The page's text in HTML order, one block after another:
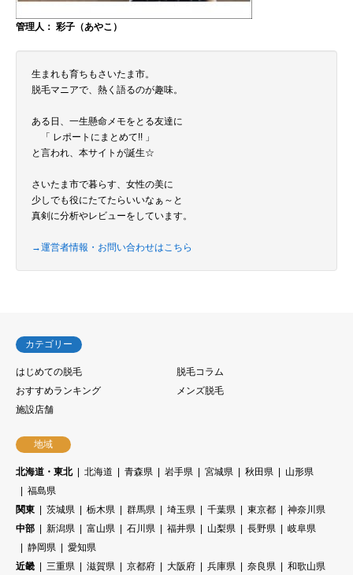
管理人： 彩子（あやこ）
生まれも育ちもさいたま市。
脱毛マニアで、熱く語るのが趣味。
ある日、一生懸命メモをとる友達に
「 レポートにまとめて!! 」
と言われ、本サイトが誕生☆
さいたま市で暮らす、女性の美に
少しでも役にたてたらいいなぁ～と
真剣に分析やレビューをしています。
→運営者情報・お問い合わせはこちら
カテゴリー
はじめての脱毛
脱毛コラム
おすすめランキング
メンズ脱毛
施設店舗
地域
北海道・東北 北海道 青森県 岩手県 宮城県 秋田県
山形県
福島県
関東
茨城県 栃木県 群馬県 埼玉県 千葉県 東京都
神奈川県
中部
新潟県 富山県 石川県 福井県 山梨県 長野県
岐阜県
静岡県
愛知県
近畿
三重県 滋賀県 京都府 大阪府 兵庫県 奈良県 和歌山県